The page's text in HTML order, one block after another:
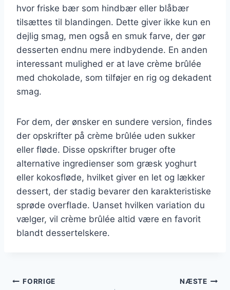
hvor friske bær som hindbær eller blåbær
tilsættes til blandingen. Dette giver ikke kun en
dejlig smag, men også en smuk farve, der gør
desserten endnu mere indbydende. En anden
interessant mulighed er at lave crème brûlée
med chokolade, som tilføjer en rig og dekadent
smag.
For dem, der ønsker en sundere version, findes
der opskrifter på crème brûlée uden sukker
eller fløde. Disse opskrifter bruger ofte
alternative ingredienser som græsk yoghurt
eller kokosfløde, hvilket giver en let og lækker
dessert, der stadig bevarer den karakteristiske
sprøde overflade. Uanset hvilken variation du
vælger, vil crème brûlée altid være en favorit
blandt dessertelskere.
Indlægsnavigation
FORRIGE NÆSTE